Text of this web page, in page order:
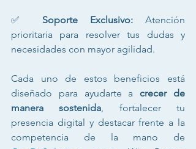
✅ Soporte Exclusivo: Atención
prioritaria para resolver tus dudas y
necesidades con mayor agilidad.
Cada uno de estos beneficios está
diseñado para ayudarte a crecer de
manera sostenida, fortalecer tu
presencia digital y destacar frente a la